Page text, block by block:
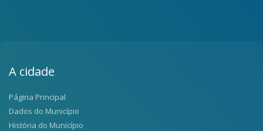
A cidade
Página Principal
Dados do Município
História do Município